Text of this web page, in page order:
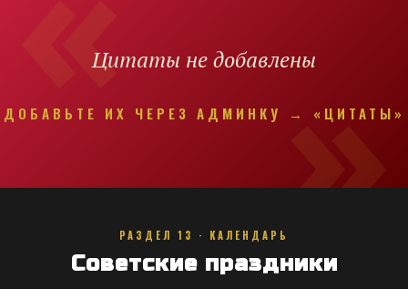
Цитаты не добавлены
ДОБАВЬТЕ ИХ ЧЕРЕЗ АДМИНКУ → «ЦИТАТЫ»
РАЗДЕЛ 13 · КАЛЕНДАРЬ
Советские праздники